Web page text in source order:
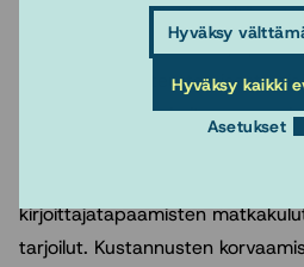
Hyväksy
Hyväksy kaikki
Asetukset
vuosikirjan sisällöstä sisältäen
lähestymistapavalinnan ja
toimitustyön toteuttamisesta
talousarvion ja toimitusprosessin
kirjoittajatapaamisten
tarjoilut. Kustannusten